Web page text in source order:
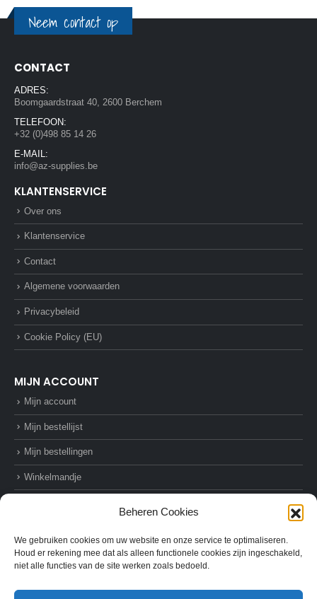
Beheren Cookies
We gebruiken cookies om uw website en onze service te optimaliseren.
Houd er rekening mee dat als alleen functionele cookies zijn ingeschakeld,
niet alle functies van de site werken zoals bedoeld.
Neem contact op
CONTACT
ADRES:
Boomgaardstraat 40, 2600 Berchem
TELEFOON:
+32 (0)498 85 14 26
E-MAIL:
info@az-supplies.be
KLANTENSERVICE
Over ons
Klantenservice
Contact
Algemene voorwaarden
Privacybeleid
Cookie Policy (EU)
MIJN ACCOUNT
Mijn account
Mijn bestellijst
Mijn bestellingen
Winkelmandje